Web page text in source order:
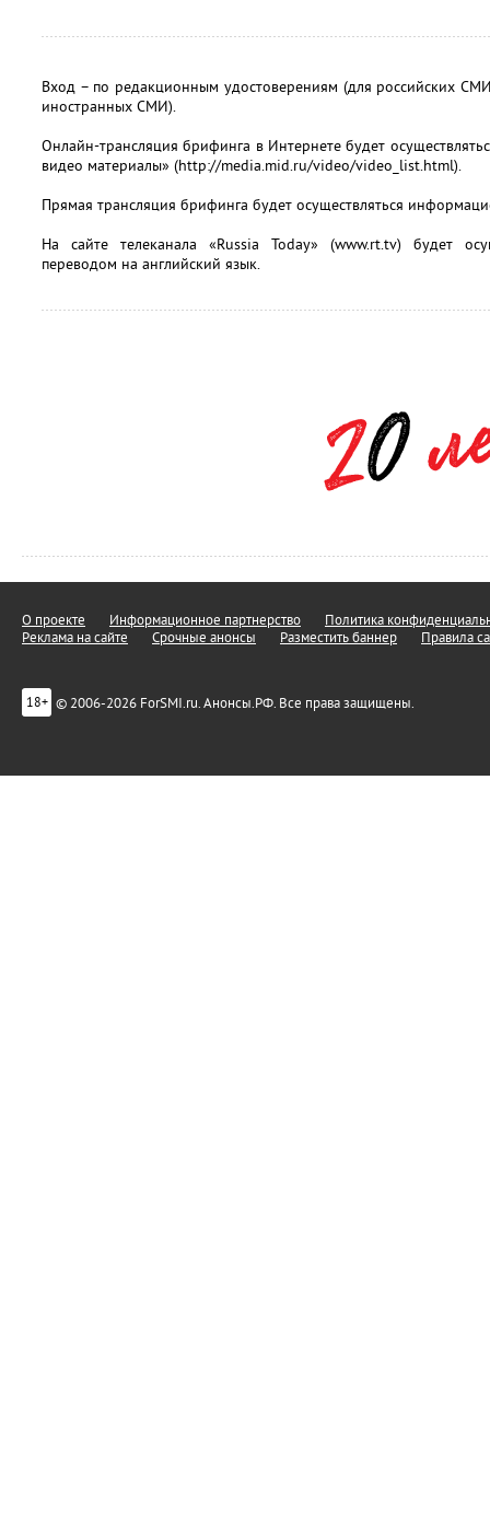
Вход – по редакционным удостоверениям (для российских
иностранных СМИ).
Онлайн-трансляция брифинга в Интернете будет
видео материалы» (http://media.mid.ru/video/video_list.html).
Прямая трансляция брифинга будет осуществляться
На сайте телеканала «Russia Today» (www.rt.tv) будет
переводом на английский язык.
О проекте Информационное партнерство
Политика
Реклама на сайте
Срочные анонсы Разместить баннер Правила
18+ © 2006-2026 ForSMI.ru. Анонсы.РФ. Все права защищены.